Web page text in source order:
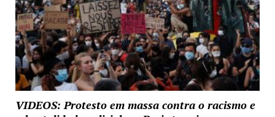
VIDEOS: Protesto em massa contra o racismo e